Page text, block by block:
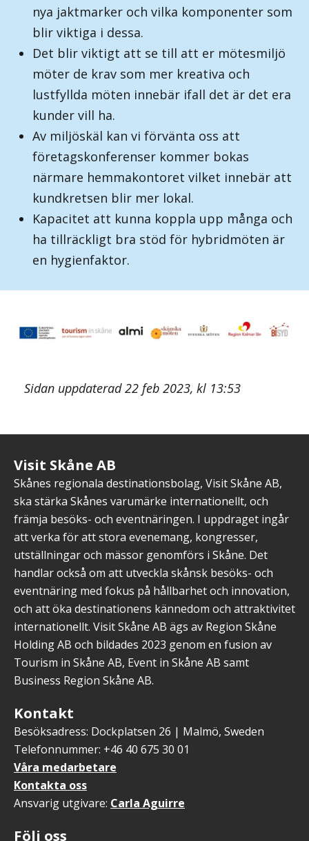
nya jaktmarker och vilka komponenter som
blir viktiga i dessa.
Det blir viktigt att se till att er mötesmiljö
möter de krav som mer kreativa och
lustfyllda möten innebär ifall det är det era
kunder vill ha.
Av miljöskäl kan vi förvänta oss att
företagskonferenser kommer bokas
närmare hemmakontoret vilket innebär att
kundkretsen blir mer lokal.
Kapacitet att kunna koppla upp många och
ha tillräckligt bra stöd för hybridmöten är
en hygienfaktor.
Sidan uppdaterad 22 feb 2023, kl 13:53
Visit Skåne AB
Skånes regionala destinationsbolag, Visit Skåne AB,
ska stärka Skånes varumärke internationellt, och
främja besöks- och eventnäringen. I uppdraget ingår
att verka för att stora evenemang, kongresser,
utställningar och mässor genomförs i Skåne. Det
handlar också om att utveckla skånsk besöks- och
eventnäring med fokus på hållbarhet och innovation,
och att öka destinationens kännedom och attraktivitet
internationellt. Visit Skåne AB ägs av Region Skåne
Holding AB och bildades 2023 genom en fusion av
Tourism in Skåne AB, Event in Skåne AB samt
Business Region Skåne AB.
Kontakt
Besöksadress: Dockplatsen 26 | Malmö, Sweden
Telefonnummer: +46 40 675 30 01
Våra medarbetare
Kontakta oss
Ansvarig utgivare: Carla Aguirre
Följ oss